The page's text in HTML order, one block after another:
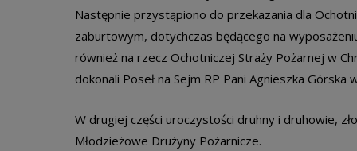
Następnie przystąpiono do przekazania dla
zaburtowym, dotychczas będącego na
również na rzecz Ochotniczej Straży Pożarnej w
dokonali Poseł na Sejm RP Pani Agnieszka
W drugiej części uroczystości druhny i druhowie,
Młodzieżowe Drużyny Pożarnicze.